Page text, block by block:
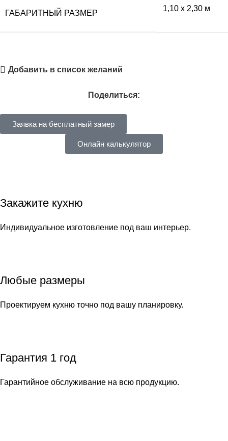
ГАБАРИТНЫЙ РАЗМЕР
1,10 x 2,30 м
Добавить в список желаний
Поделиться:
Заявка на бесплатный замер
Онлайн калькулятор
Закажите кухню
Индивидуальное изготовление под ваш интерьер.
Любые размеры
Проектируем кухню точно под вашу планировку.
Гарантия 1 год
Гарантийное обслуживание на всю продукцию.